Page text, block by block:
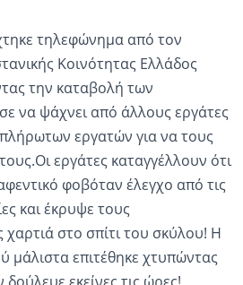
τηλεφώνημα από τον
Κοινότητας Ελλάδος
την καταβολή των
να ψάχνει από άλλους εργάτες
εργατών για να τους
εργάτες καταγγέλλουν ότι
φοβόταν έλεγχο από τις
και έκρυψε τους
στο σπίτι του σκύλου! Η
μάλιστα επιτέθηκε χτυπώντας